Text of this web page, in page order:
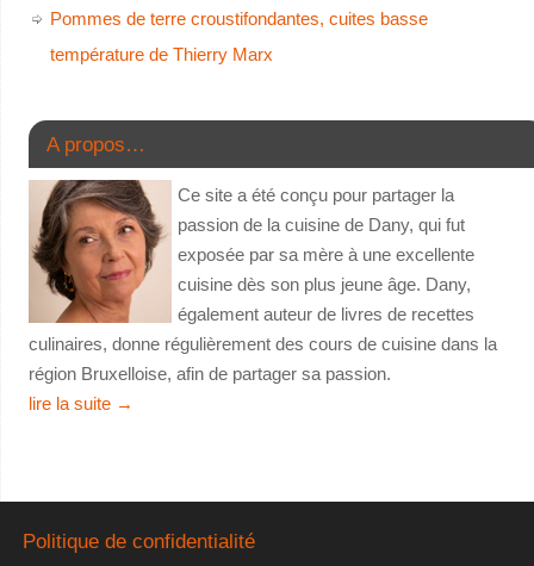
Pommes de terre croustifondantes, cuites basse
température de Thierry Marx
A propos…
Ce site a été conçu pour partager la
passion de la cuisine de Dany, qui fut
exposée par sa mère à une excellente
cuisine dès son plus jeune âge. Dany,
également auteur de livres de recettes
culinaires, donne régulièrement des cours de cuisine dans la
région Bruxelloise, afin de partager sa passion.
lire la suite →
Politique de confidentialité